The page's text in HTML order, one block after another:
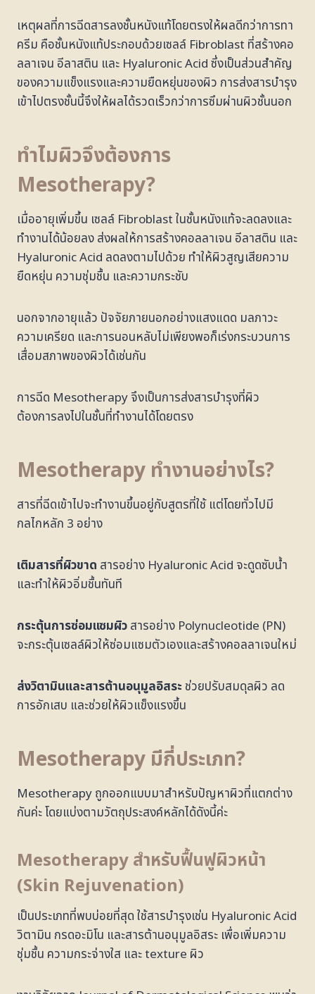
เหตุผลที่การฉีดสารลงชั้นหนังแท้โดยตรงให้ผลดีกว่าการทา
ครีม คือชั้นหนังแท้ประกอบด้วยเซลล์ Fibroblast ที่สร้างคอ
ลลาเจน อีลาสติน และ Hyaluronic Acid ซึ่งเป็นส่วนสำคัญ
ของความแข็งแรงและความยืดหยุ่นของผิว การส่งสารบำรุง
เข้าไปตรงชั้นนี้จึงให้ผลได้รวดเร็วกว่าการซึมผ่านผิวชั้นนอก
ทำไมผิวจึงต้องการ
Mesotherapy?
เมื่ออายุเพิ่มขึ้น เซลล์ Fibroblast ในชั้นหนังแท้จะลดลงและ
ทำงานได้น้อยลง ส่งผลให้การสร้างคอลลาเจน อีลาสติน และ
Hyaluronic Acid ลดลงตามไปด้วย ทำให้ผิวสูญเสียความ
ยืดหยุ่น ความชุ่มชื้น และความกระชับ
นอกจากอายุแล้ว ปัจจัยภายนอกอย่างแสงแดด มลภาวะ
ความเครียด และการนอนหลับไม่เพียงพอก็เร่งกระบวนการ
เสื่อมสภาพของผิวได้เช่นกัน
การฉีด Mesotherapy จึงเป็นการส่งสารบำรุงที่ผิว
ต้องการลงไปในชั้นที่ทำงานได้โดยตรง
Mesotherapy ทำงานอย่างไร?
สารที่ฉีดเข้าไปจะทำงานขึ้นอยู่กับสูตรที่ใช้ แต่โดยทั่วไปมี
กลไกหลัก 3 อย่าง
เติมสารที่ผิวขาด สารอย่าง Hyaluronic Acid จะดูดซับน้ำ
และทำให้ผิวอิ่มชื้นทันที
กระตุ้นการซ่อมแซมผิวสารอย่าง Polynucleotide (PN)
จะกระตุ้นเซลล์ผิวให้ซ่อมแซมตัวเองและสร้างคอลลาเจนใหม่
ส่งวิตามินและสารต้านอนุมูลอิสระช่วยปรับสมดุลผิว ลด
การอักเสบ และช่วยให้ผิวแข็งแรงขึ้น
Mesotherapy มีกี่ประเภท?
Mesotherapy ถูกออกแบบมาสำหรับปัญหาผิวที่แตกต่าง
กันค่ะ โดยแบ่งตามวัตถุประสงค์หลักได้ดังนี้ค่ะ
Mesotherapy สำหรับฟื้นฟูผิวหน้า
(Skin Rejuvenation)
เป็นประเภทที่พบบ่อยที่สุด ใช้สารบำรุงเช่น Hyaluronic Acid
วิตามิน กรดอะมิโน และสารต้านอนุมูลอิสระ เพื่อเพิ่มความ
ชุ่มชื้น ความกระจ่างใส และ texture ผิว